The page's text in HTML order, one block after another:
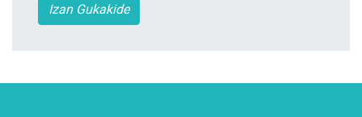
Izan Gukakide